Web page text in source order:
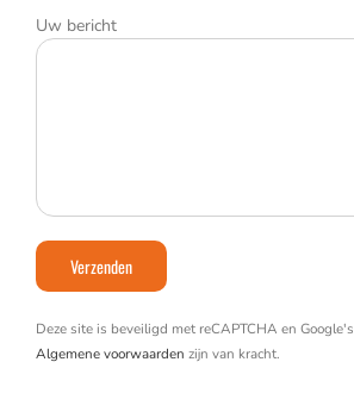
Uw bericht
Deze site is beveiligd met reCAPTCHA en Google's
Algemene voorwaarden zijn van kracht.